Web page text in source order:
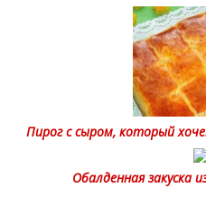
Пирог с сыром, который
Обалденная закуска